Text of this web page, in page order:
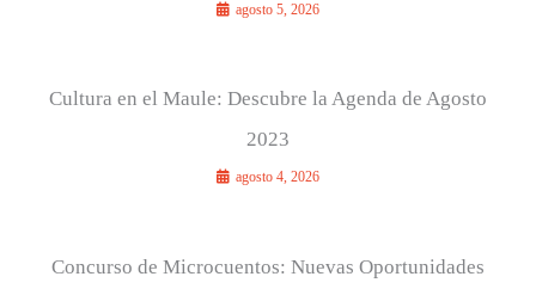
agosto 5, 2026
Cultura en el Maule: Descubre la Agenda de Agosto
2023
agosto 4, 2026
Concurso de Microcuentos: Nuevas Oportunidades